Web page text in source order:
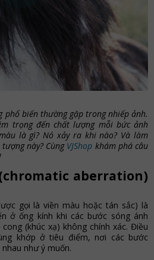
phổ biến thường gặp trong nhiếp ảnh.
trọng đến chất lượng mỗi bức ảnh
là gì? Nó xảy ra khi nào? Và làm
này? Cùng VJShop khám phá câu
aberration)
gọi là viền màu hoặc tán sắc) là
ở ống kính khi các bước sóng ánh
(khúc xạ) không chính xác. Điều
khớp ở tiêu điểm, nơi các bước
như ý muốn.